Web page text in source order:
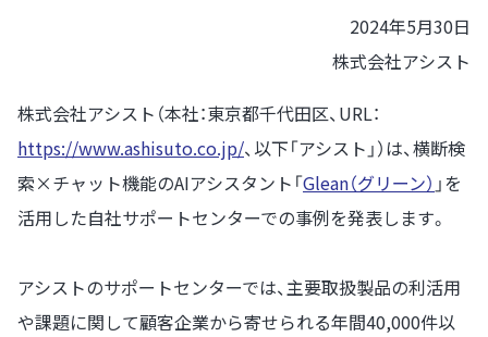
2024年5月30日
株式会社アシスト
株式会社アシスト（本社：東京都千代田区、URL：
https://www.ashisuto.co.jp/、以下「アシスト」）は、横断検
索×チャット機能のAIアシスタント「Glean（グリーン） 」を
活用した自社サポートセンターでの事例を発表します。
アシストのサポートセンターでは、主要取扱製品の利活用
や課題に関して顧客企業から寄せられる年間40,000件以